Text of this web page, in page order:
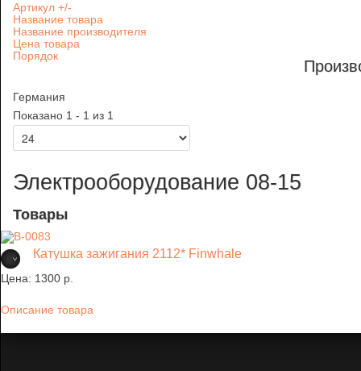
Артикул +/-
Название товара
Название производителя
Цена товара
Порядок
Германия
Показано 1 - 1 из 1
Электрооборудование 08-15
Товары
Катушка зажигания 2112* Finwhale
Цена: 1300 p.
Описание товара